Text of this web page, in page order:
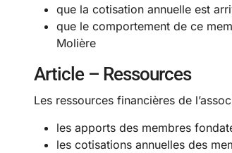
que la cotisation annuelle est
que le comportement de ce
Molière
Article – Ressources
Les ressources financières de
les apports des membres
les cotisations annuelles des